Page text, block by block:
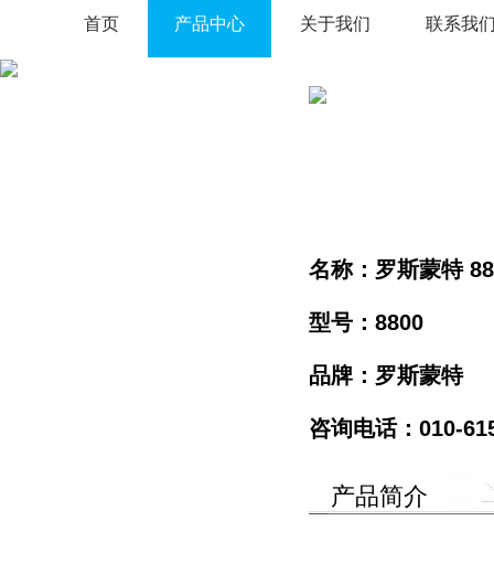
首页 产品中心 关于我们 联系我
名称：罗斯蒙特
型号：8800
品牌：罗斯蒙特
咨询电话：010-
产品简介